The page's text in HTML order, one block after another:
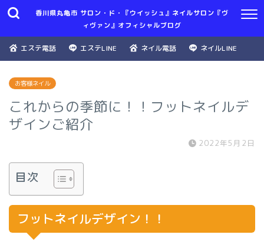
香川県丸亀市 サロン・ド・『ウイッシュ』ネイルサロン『ヴ
ィヴァン』オフィシャルブログ
エステ電話 エステLINE ネイル電話 ネイルLINE
お客様ネイル
これからの季節に！！フットネイルデ
ザインご紹介
2022年5月2日
目次
フットネイルデザイン！！